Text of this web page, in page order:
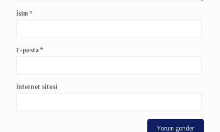
İsim *
E-posta *
İnternet sitesi